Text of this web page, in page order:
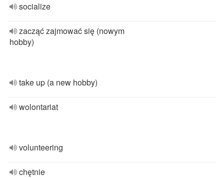
socialize
zacząć zajmować się (nowym
hobby)
take up (a new hobby)
wolontariat
volunteering
chętnie